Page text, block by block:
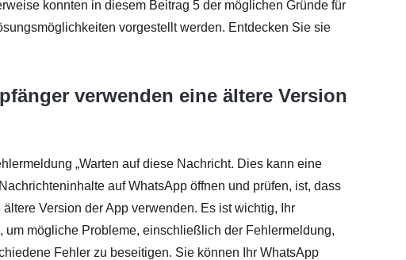
konnten in diesem Beitrag 5 der möglichen Gründe für
vorgestellt werden. Entdecken Sie sie
verwenden eine ältere Version
„Warten auf diese Nachricht. Dies kann eine
auf WhatsApp öffnen und prüfen, ist, dass
Version der App verwenden. Es ist wichtig, Ihr
mögliche Probleme, einschließlich der Fehlermeldung,
Fehler zu beseitigen. Sie können Ihr WhatsApp